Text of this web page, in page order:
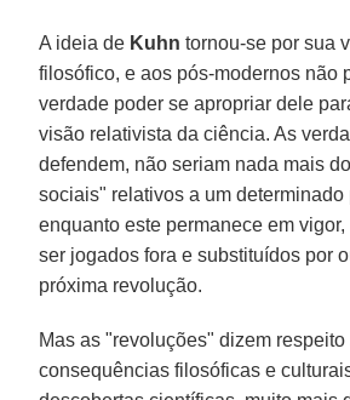
A ideia de Kuhn tornou-se por sua
filosófico, e aos pós-modernos não
verdade poder se apropriar dele
visão relativista da ciência. As
defendem, não seriam nada mais
sociais" relativos a um
enquanto este permanece em
ser jogados fora e substituídos por
próxima revolução.
Mas as "revoluções" dizem
consequências filosóficas e